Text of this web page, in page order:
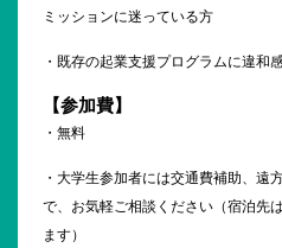
ミッションに迷っている方
・既存の起業支援プログラムに違和
【参加費】
・無料
・大学生参加者には交通費補助、遠
で、お気軽ご相談ください（宿泊先
ます）